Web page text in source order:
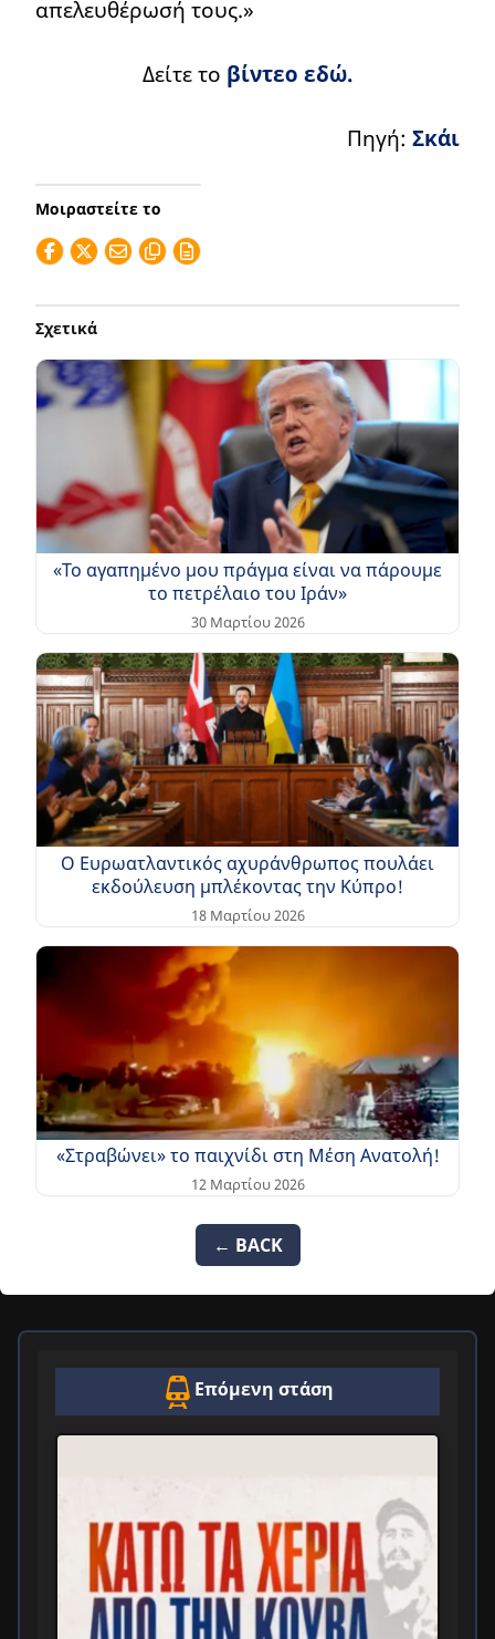
απελευθέρωσή τους.»
Δείτε το βίντεο εδώ.
Πηγή: Σκάι
Μοιραστείτε το
Σχετικά
«Το αγαπημένο μου πράγμα είναι να πάρουμε
το πετρέλαιο του Ιράν»
30 Μαρτίου 2026
Ο Ευρωατλαντικός αχυράνθρωπος πουλάει
εκδούλευση μπλέκοντας την Κύπρο!
18 Μαρτίου 2026
«Στραβώνει» το παιχνίδι στη Μέση Ανατολή!
12 Μαρτίου 2026
← BACK
Επόμενη στάση